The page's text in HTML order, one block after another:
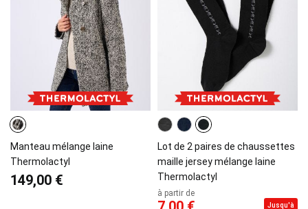
Manteau mélange laine
Thermolactyl
149,00 €
Lot de 2 paires de chaussettes
maille jersey mélange laine
Thermolactyl
à partir de
Jusqu'à